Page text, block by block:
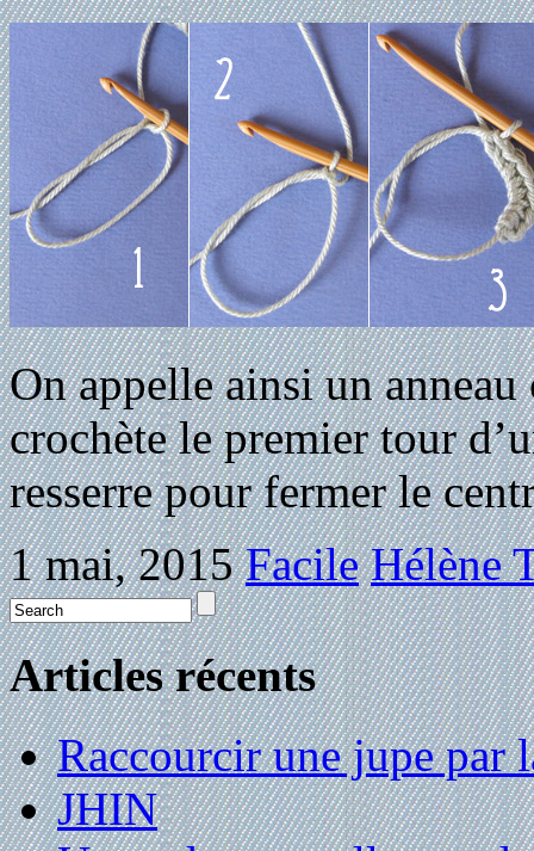
On appelle ainsi un
crochète le premier tour
resserre pour fermer le
1 mai, 2015 Facile Hélène
Articles récents
Raccourcir une jupe par
JHIN